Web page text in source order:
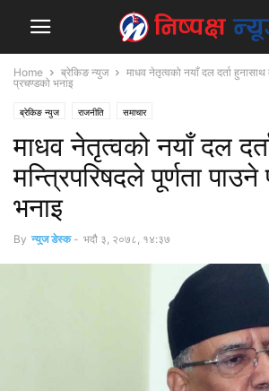
Home ब्रेकिङ न्युज
माधव नेतृत्वको नयाँ दल दर्ता हुनासाथ
प्रचण्डको भनाइ
ब्रेकिङ न्युज राजनीति समाचार
माधव नेतृत्वको नयाँ दल
मन्त्रिपरिषदले पूर्णता
भनाइ
By न्युज डेस्क - भदौ ३, २०७८, १४:३७